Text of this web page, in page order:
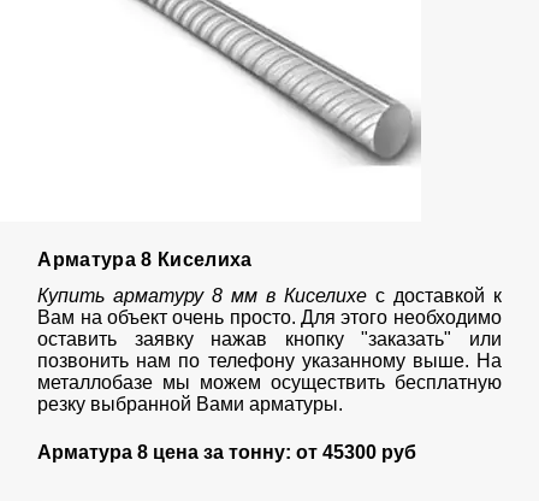
Арматура 8 Киселиха
Купить арматуру 8 мм в Киселихе с доставкой к
Вам на объект очень просто. Для этого необходимо
оставить заявку нажав кнопку "заказать" или
позвонить нам по телефону указанному выше. На
металлобазе мы можем осуществить бесплатную
резку выбранной Вами арматуры.
Арматура 8 цена за тонну: от45300 руб